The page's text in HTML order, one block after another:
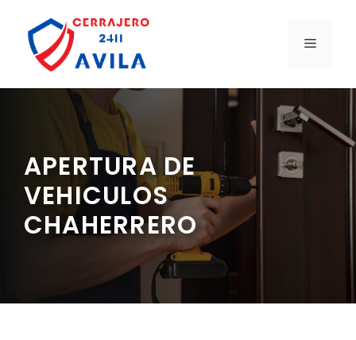
contenido
MENÚ
APERTURA DE
VEHICULOS
CHAHERRERO